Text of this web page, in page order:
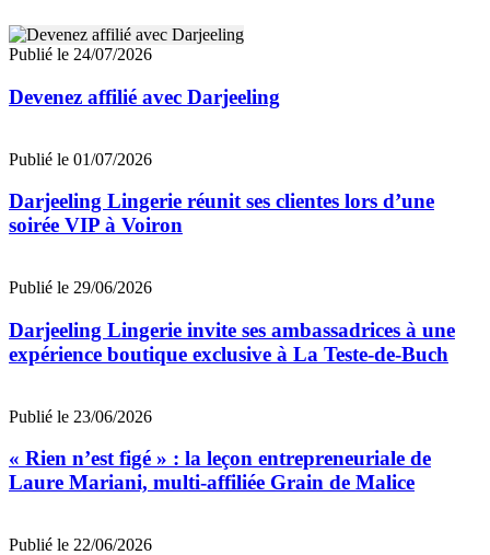
Publié le 24/07/2026
Devenez affilié avec Darjeeling
Publié le 01/07/2026
Darjeeling Lingerie réunit ses clientes lors d’une
soirée VIP à Voiron
Publié le 29/06/2026
Darjeeling Lingerie invite ses ambassadrices à une
expérience boutique exclusive à La Teste-de-Buch
Publié le 23/06/2026
« Rien n’est figé » : la leçon entrepreneuriale de
Laure Mariani, multi-affiliée Grain de Malice
Publié le 22/06/2026